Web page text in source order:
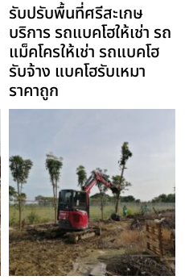
รับปรับพื้นที่ศรีสะเกษ
บริการ รถแบคโฮให้เช่า รถ
แม็คโครให้เช่า รถแบคโฮ
รับจ้าง แบคโฮรับเหมา
ราคาถูก